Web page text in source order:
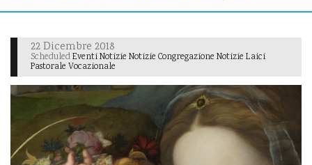
22 Dicembre 2018
ScheduledEventi Notizie Notizie Congregazione Notizie Laici
Pastorale Vocazionale